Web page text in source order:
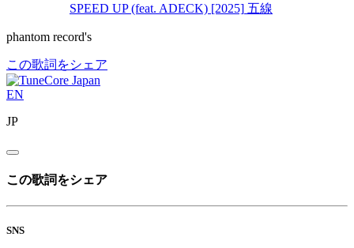
SPEED UP (feat. ADECK) [2025] 五線
phantom record's
この歌詞をシェア
EN
JP
この歌詞をシェア
SNS